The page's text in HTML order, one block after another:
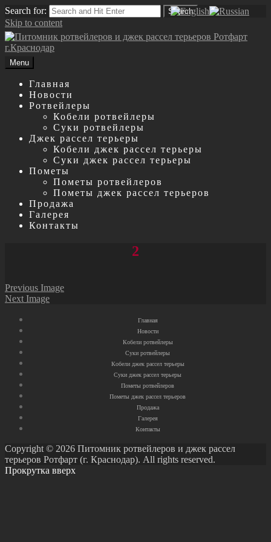
Search for: Search
Skip to content
Menu
Главная
Новости
Ротвейлеры
Кобели ротвейлеры
Суки ротвейлеры
Джек рассел терьеры
Кобели джек рассел терьеры
Суки джек рассел терьеры
Пометы
Пометы ротвейлеров
Пометы джек рассел терьеров
Продажа
Галерея
Контакты
2
Previous Image
Next Image
Главная
Новости
Кобели ротвейлеры
Суки ротвейлеры
Кобели джек рассел терьеры
Суки джек рассел терьеры
Пометы ротвейлеров
Пометы джек рассел терьеров
Продажа
Галерея
Контакты
Copyright © 2026 Питомник ротвейлеров и джек рассел
терьеров Ротфарт (г. Краснодар). All rights reserved.
Прокрутка вверх